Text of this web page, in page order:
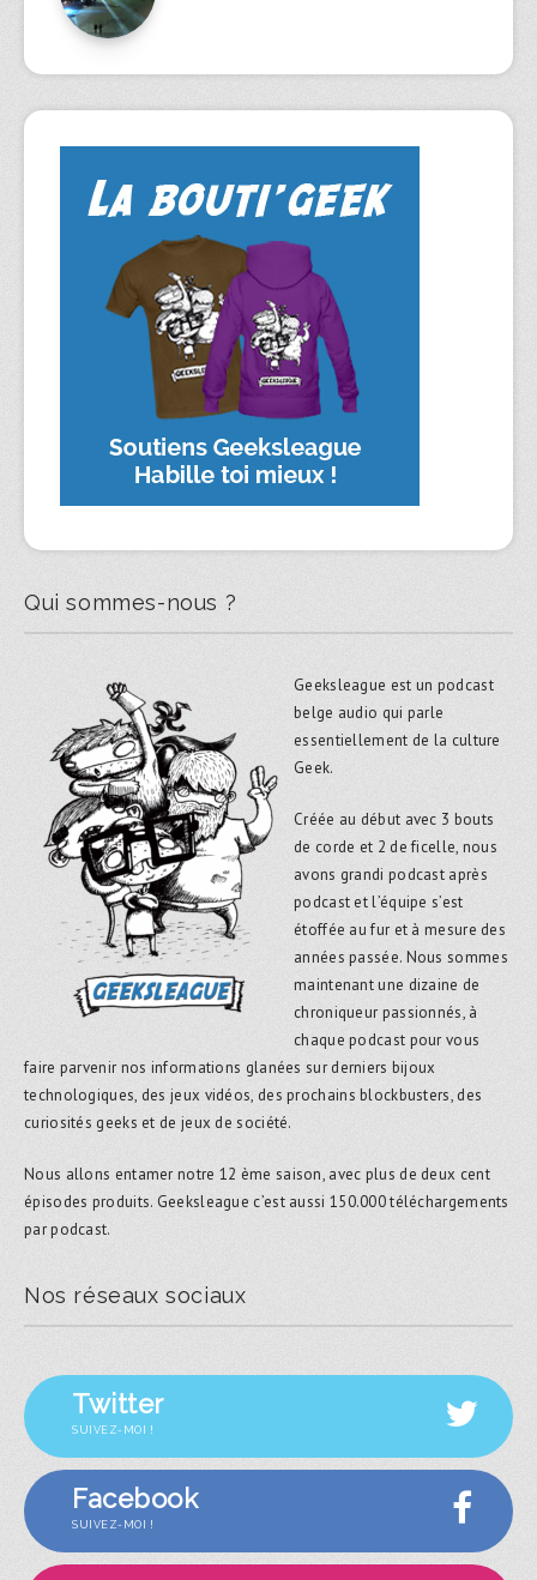
Qui sommes-nous ?
Geeksleague est un podcast
belge audio qui parle
essentiellement de la culture
Geek.
Créée au début avec 3 bouts
de corde et 2 de ficelle, nous
avons grandi podcast après
podcast et l’équipe s’est
étoffée au fur et à mesure des
années passée. Nous sommes
maintenant une dizaine de
chroniqueur passionnés, à
chaque podcast pour vous
faire parvenir nos informations glanées sur derniers bijoux
technologiques, des jeux vidéos, des prochains blockbusters, des
curiosités geeks et de jeux de société.
Nous allons entamer notre 12 ème saison, avec plus de deux cent
épisodes produits. Geeksleague c’est aussi 150.000 téléchargements
par podcast.
Nos réseaux sociaux
Twitter
SUIVEZ-MOI !
Facebook
SUIVEZ-MOI !